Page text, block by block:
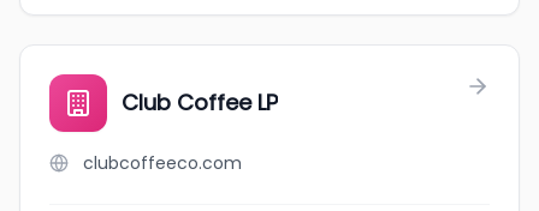
Club Coffee LP
clubcoffeeco.com